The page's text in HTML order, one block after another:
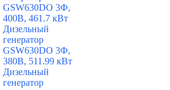
GSW630DO 3Ф,
400В, 461.7 кВт
Дизельный
генератор
GSW630DO 3Ф,
380В, 511.99 кВт
Дизельный
генератор